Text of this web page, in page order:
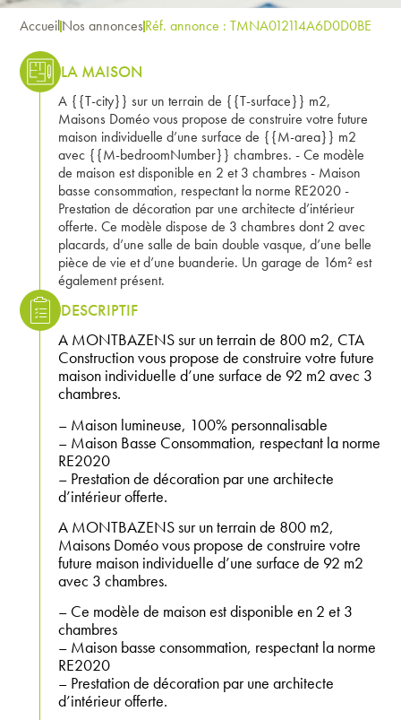
AccueilNos annoncesRéf. annonce : TMNA012114A6D0D0BE
LA MAISON
A {{T-city}} sur un terrain de {{T-surface}} m2,
Maisons Doméo vous propose de construire votre future
maison individuelle d’une surface de {{M-area}} m2
avec {{M-bedroomNumber}} chambres. - Ce modèle
de maison est disponible en 2 et 3 chambres - Maison
basse consommation, respectant la norme RE2020 -
Prestation de décoration par une architecte d’intérieur
offerte. Ce modèle dispose de 3 chambres dont 2 avec
placards, d’une salle de bain double vasque, d’une belle
pièce de vie et d’une buanderie. Un garage de 16m² est
également présent.
DESCRIPTIF
A MONTBAZENS sur un terrain de 800 m2, CTA
Construction vous propose de construire votre future
maison individuelle d’une surface de 92 m2 avec 3
chambres.
– Maison lumineuse, 100% personnalisable
– Maison Basse Consommation, respectant la norme
RE2020
– Prestation de décoration par une architecte
d’intérieur offerte.
A MONTBAZENS sur un terrain de 800 m2,
Maisons Doméo vous propose de construire votre
future maison individuelle d’une surface de 92 m2
avec 3 chambres.
– Ce modèle de maison est disponible en 2 et 3
chambres
– Maison basse consommation, respectant la norme
RE2020
– Prestation de décoration par une architecte
d’intérieur offerte.